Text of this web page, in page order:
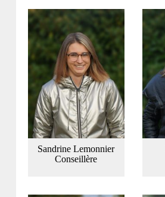
Sandrine Lemonnier
Conseillère